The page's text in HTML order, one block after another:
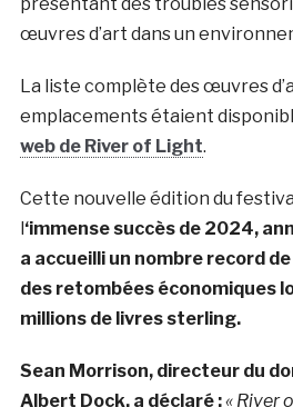
œuvres d’art dans un
La liste complète des œuvres
emplacements étaient
web de River of Light.
Cette nouvelle édition du
l‘immense succès de 2024,
a accueilli un nombre record
des retombées économiques
millions de livres sterling.
Sean Morrison, directeur du
Albert Dock, a déclaré :« River